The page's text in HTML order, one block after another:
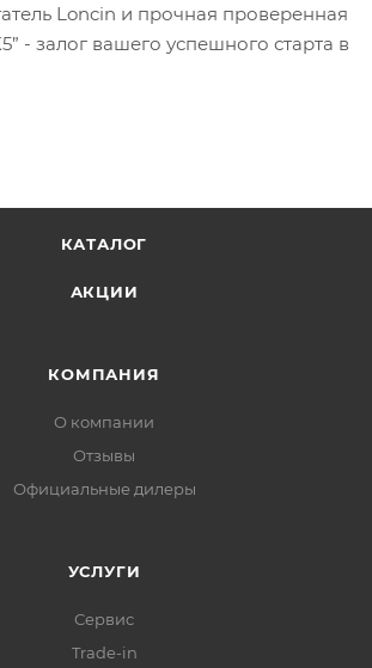
Loncin и прочная проверенная
- залог вашего успешного старта в
КАТАЛОГ
АКЦИИ
КОМПАНИЯ
О компании
Отзывы
Официальные дилеры
УСЛУГИ
Сервис
Trade-in